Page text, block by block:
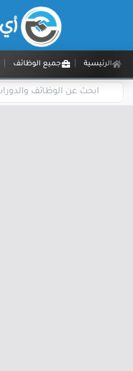
الرئيسية جميع الوظائف